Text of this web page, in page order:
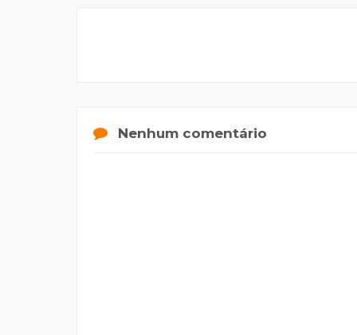
Nenhum comentário